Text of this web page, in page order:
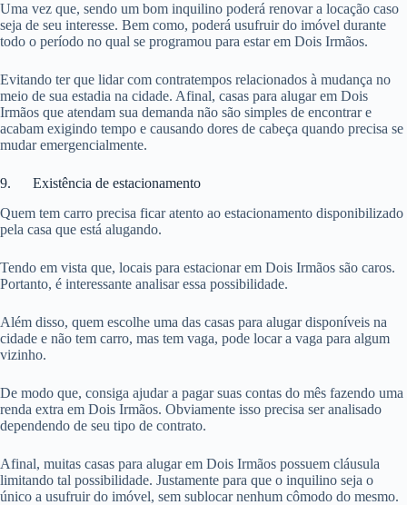
Uma vez que, sendo um bom inquilino poderá renovar a locação caso
seja de seu interesse. Bem como, poderá usufruir do imóvel durante
todo o período no qual se programou para estar em Dois Irmãos.
Evitando ter que lidar com contratempos relacionados à mudança no
meio de sua estadia na cidade. Afinal, casas para alugar em Dois
Irmãos que atendam sua demanda não são simples de encontrar e
acabam exigindo tempo e causando dores de cabeça quando precisa se
mudar emergencialmente.
9. Existência de estacionamento
Quem tem carro precisa ficar atento ao estacionamento disponibilizado
pela casa que está alugando.
Tendo em vista que, locais para estacionar em Dois Irmãos são caros.
Portanto, é interessante analisar essa possibilidade.
Além disso, quem escolhe uma das casas para alugar disponíveis na
cidade e não tem carro, mas tem vaga, pode locar a vaga para algum
vizinho.
De modo que, consiga ajudar a pagar suas contas do mês fazendo uma
renda extra em Dois Irmãos. Obviamente isso precisa ser analisado
dependendo de seu tipo de contrato.
Afinal, muitas casas para alugar em Dois Irmãos possuem cláusula
limitando tal possibilidade. Justamente para que o inquilino seja o
único a usufruir do imóvel, sem sublocar nenhum cômodo do mesmo.